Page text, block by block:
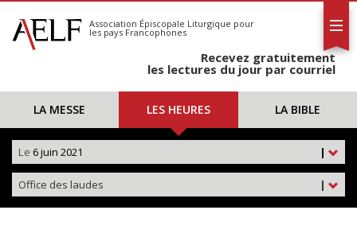
S'abonner
Calendrier
Association Épiscopale Liturgique pour
les pays Francophones
Recevez gratuitement
les lectures du jour par courriel
LA MESSE LES HEURES LA BIBLE
|
Le 6 juin 2021
|
Office des laudes